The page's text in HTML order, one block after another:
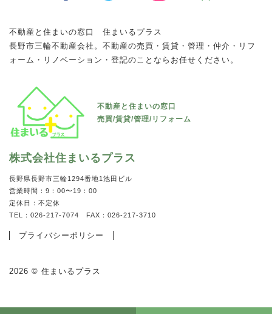
トイレリフォーム ビフォー→アフター
種類 ： トイレ
トイレリフォーム before→after タンク付きトイレからタンクレ
ストイレに変更し、天井、壁、床の張り替えもしまし...
VIEW MORE
水回り
種類 ：クロス・フローリング電気工事
屋根裏部屋 before→after 電気設備が何もなかったのですが、照
明やコンセント、テレビのアンテナ端子などを取り付...
内装
種類 ：外壁
外壁塗装 before→after となります。 その他、雨樋の取り替
え、窓枠のコーキング撤去打ち換え、屋...
外装
種類 ：ベランダ
ベランダ防水工事 before→after リフォーム・リノベーションか
ら建物解体まで、住まいの事なら『住まいるプラス』...
防水
種類 ：その他
古くなったり使わなくなった空き家等の建物解体も承っておりま
す。 売却や建て替えなどのご相談→解体工事→建物...
その他
不動産と住まいの窓口 住まいるプラス
長野市三輪不動産会社。不動産の売買・賃貸・管理・仲介・リフ
ォーム・リノベーション・登記のことならお任せください。
不動産と住まいの窓口
売買/賃貸/管理/リフォーム
株式会社住まいるプラス
長野県長野市三輪1294番地1池田ビル
営業時間：9：00〜19：00
定休日：不定休
TEL：026-217-7074 FAX：026-217-3710
プライバシーポリシー
2026 © 住まいるプラス